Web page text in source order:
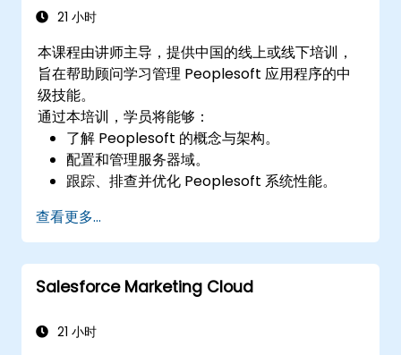
21 小时
本课程由讲师主导，提供中国的线上或线下培训，
旨在帮助顾问学习管理 Peoplesoft 应用程序的中
级技能。
通过本培训，学员将能够：
了解 Peoplesoft 的概念与架构。
配置和管理服务器域。
跟踪、排查并优化 Peoplesoft 系统性能。
查看更多...
Salesforce Marketing Cloud
21 小时